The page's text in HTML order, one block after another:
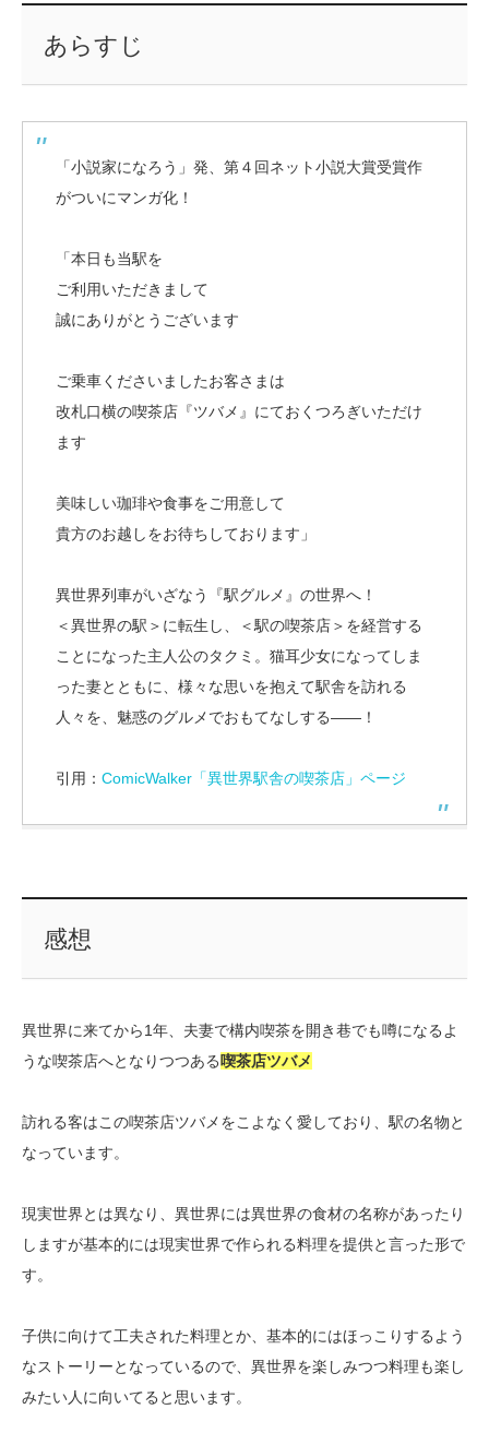
あらすじ
「小説家になろう」発、第４回ネット小説大賞受賞作
がついにマンガ化！
「本日も当駅を
ご利用いただきまして
誠にありがとうございます
ご乗車くださいましたお客さまは
改札口横の喫茶店『ツバメ』にておくつろぎいただけ
ます
美味しい珈琲や食事をご用意して
貴方のお越しをお待ちしております」
異世界列車がいざなう『駅グルメ』の世界へ！
＜異世界の駅＞に転生し、＜駅の喫茶店＞を経営する
ことになった主人公のタクミ。猫耳少女になってしま
った妻とともに、様々な思いを抱えて駅舎を訪れる
人々を、魅惑のグルメでおもてなしする――！
引用： ComicWalker「異世界駅舎の喫茶店」ページ
感想
異世界に来てから1年、夫妻で構内喫茶を開き巷でも噂になるよ
うな喫茶店へとなりつつある喫茶店ツバメ
訪れる客はこの喫茶店ツバメをこよなく愛しており、駅の名物と
なっています。
現実世界とは異なり、異世界には異世界の食材の名称があったり
しますが基本的には現実世界で作られる料理を提供と言った形で
す。
子供に向けて工夫された料理とか、基本的にはほっこりするよう
なストーリーとなっているので、異世界を楽しみつつ料理も楽し
みたい人に向いてると思います。